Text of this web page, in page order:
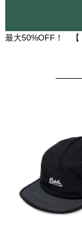
最大50%OFF！ 【